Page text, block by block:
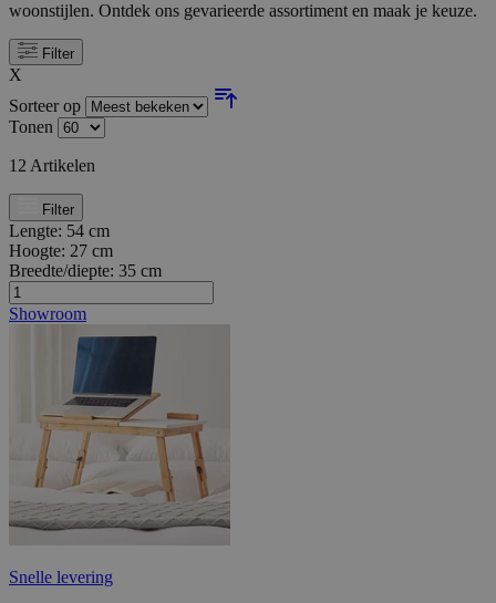
woonstijlen. Ontdek ons gevarieerde assortiment en maak je keuze.
Filter
X
Sorteer op
Tonen
12 Artikelen
Filter
Lengte: 54 cm
Hoogte: 27 cm
Breedte/diepte: 35 cm
Showroom
Snelle levering